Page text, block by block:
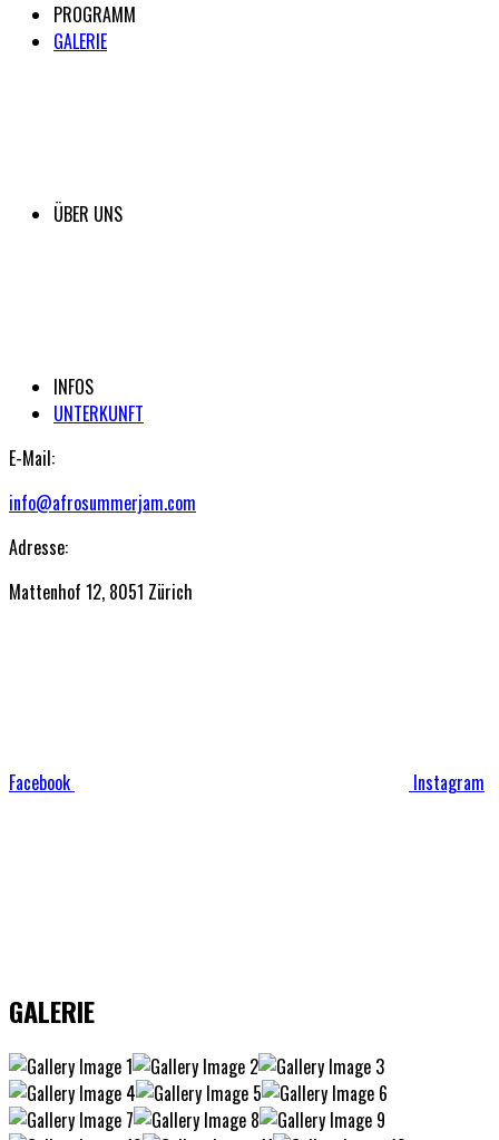
PROGRAMM
GALERIE
ÜBER UNS
INFOS
UNTERKUNFT
E-Mail:
info@afrosummerjam.com
Adresse:
Mattenhof 12, 8051 Zürich
Facebook Instagram
GALERIE